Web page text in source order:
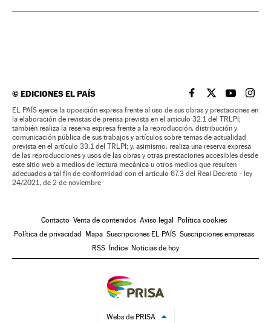
©EDICIONES EL PAÍS EL PAÍS BRASIL EN
EL PAÍSEL PAÍS
EL
EL PAÍS ejerce la oposición expresa frente al uso de sus obras y prestaciones en
la elaboración de revistas de prensa prevista en el artículo 32.1 del TRLPI;
también realiza la reserva expresa frente a la reproducción, distribución y
comunicación pública de sus trabajos y artículos sobre temas de actualidad
prevista en el artículo 33.1 del TRLPI; y, asimismo, realiza una reserva expresa
de las reproducciones y usos de las obras y otras prestaciones accesibles desde
este sitio web a medios de lectura mecánica u otros medios que resulten
adecuados a tal fin de conformidad con el artículo 67.3 del Real Decreto - ley
24/2021, de 2 de noviembre
Contacto Venta de contenidos Aviso legal
Política cookies
Política de privacidad
Mapa Suscripciones EL PAÍS Suscripciones empresas
RSS
Índice Noticias de hoy
Webs de PRISA